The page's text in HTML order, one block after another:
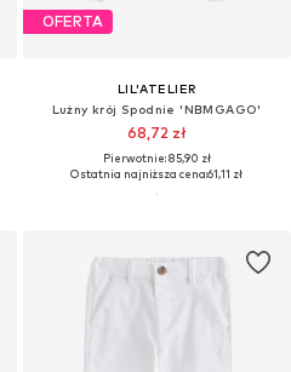
OFERTA
LIL'ATELIER
Lużny krój Spodnie 'NBMGAGO'
68,72 zł
Pierwotnie: 85,90 zł
Ostatnia najniższa cena:61,11 zł